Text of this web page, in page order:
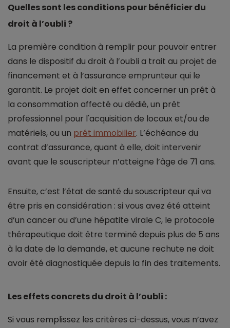
Quelles sont les conditions pour bénéficier du
droit à l’oubli ?
La première condition à remplir pour pouvoir entrer
dans le dispositif du droit à l’oubli a trait au projet de
financement et à l’assurance emprunteur qui le
garantit. Le projet doit en effet concerner un prêt à
la consommation affecté ou dédié, un prêt
professionnel pour l'acquisition de locaux et/ou de
matériels, ou un prêt immobilier. L’échéance du
contrat d’assurance, quant à elle, doit intervenir
avant que le souscripteur n’atteigne l’âge de 71 ans.
Ensuite, c’est l’état de santé du souscripteur qui va
être pris en considération : si vous avez été atteint
d’un cancer ou d’une hépatite virale C, le protocole
thérapeutique doit être terminé depuis plus de 5 ans
à la date de la demande, et aucune rechute ne doit
avoir été diagnostiquée depuis la fin des traitements.
Les effets concrets du droit à l’oubli :
Si vous remplissez les critères ci-dessus, vous n’avez